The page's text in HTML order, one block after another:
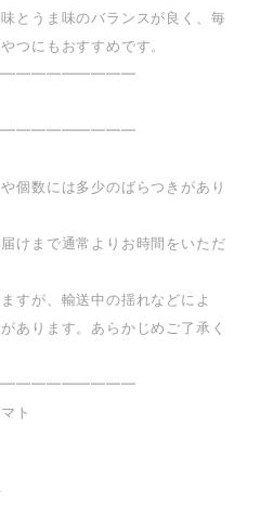
とうま味のバランスが良く、毎
つにもおすすめです。
個数には多少のばらつきがあり
けまで通常よりお時間をいただ
すが、輸送中の揺れなどによ
あります。あらかじめご了承く
ト